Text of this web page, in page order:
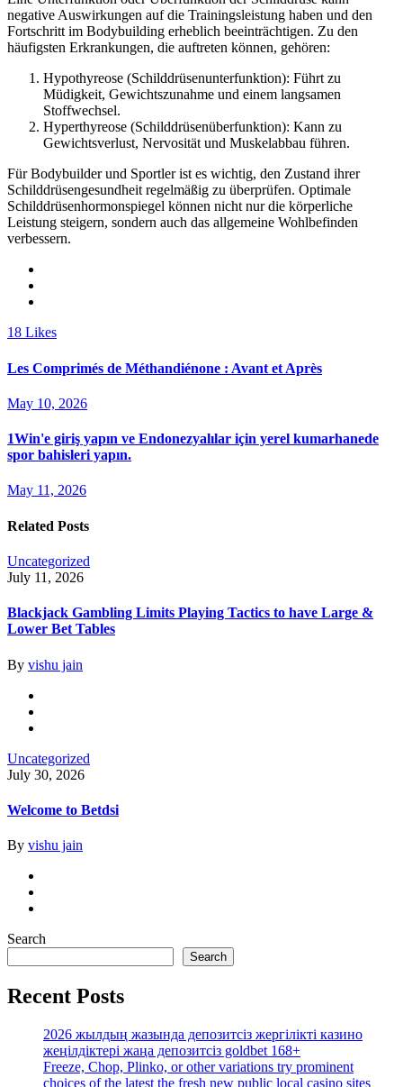
negative Auswirkungen auf die Trainingsleistung haben und den
Fortschritt im Bodybuilding erheblich beeinträchtigen. Zu den
häufigsten Erkrankungen, die auftreten können, gehören:
Hypothyreose (Schilddrüsenunterfunktion): Führt zu
Müdigkeit, Gewichtszunahme und einem langsamen
Stoffwechsel.
Hyperthyreose (Schilddrüsenüberfunktion): Kann zu
Gewichtsverlust, Nervosität und Muskelabbau führen.
Für Bodybuilder und Sportler ist es wichtig, den Zustand ihrer
Schilddrüsengesundheit regelmäßig zu überprüfen. Optimale
Schilddrüsenhormonspiegel können nicht nur die körperliche
Leistung steigern, sondern auch das allgemeine Wohlbefinden
verbessern.
18 Likes
Les Comprimés de Méthandiénone : Avant et Après
May 10, 2026
1Win'e giriş yapın ve Endonezyalılar için yerel kumarhanede
spor bahisleri yapın.
May 11, 2026
Related Posts
Uncategorized
July 11, 2026
Blackjack Gambling Limits Playing Tactics to have Large &
Lower Bet Tables
By vishu jain
Uncategorized
July 30, 2026
Welcome to Betdsi
By vishu jain
Search
Search
Recent Posts
2026 жылдың жазында депозитсіз жергілікті казино
жеңілдіктері жаңа депозитсіз goldbet 168+
Freeze, Chop, Plinko, or other variations try prominent
choices of the latest the fresh new public local casino sites